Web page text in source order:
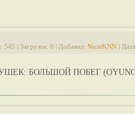
545 | Загрузок: 0 | Добавил: NicatKNN |
БОЛЬШОЙ ПОБЕГ